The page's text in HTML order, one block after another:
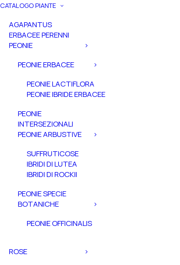
CATALOGO PIANTE
AGAPANTUS
ERBACEE PERENNI
PEONIE
PEONIE ERBACEE
PEONIE LACTIFLORA
PEONIE IBRIDE ERBACEE
PEONIE
INTERSEZIONALI
PEONIE ARBUSTIVE
SUFFRUTICOSE
IBRIDI DI LUTEA
IBRIDI DI ROCKII
PEONIE SPECIE
BOTANICHE
PEONIE OFFICINALIS
ROSE